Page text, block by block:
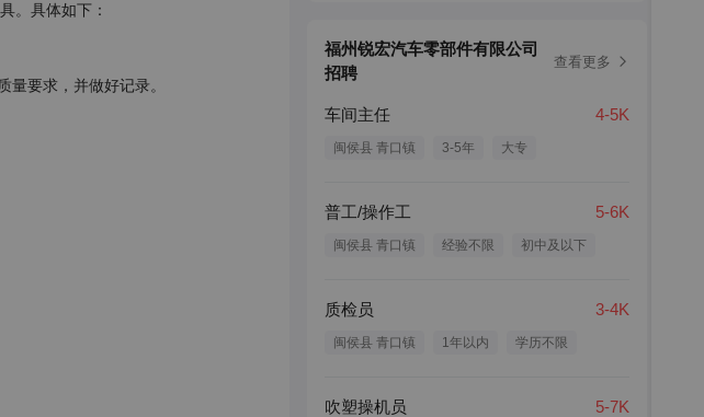
。具体如下：
福州锐宏汽车零部件有限公司
招聘
查看更多
车间主任 4-5K
闽侯县 青口镇 3-5年 大专
普工/操作工 5-6K
闽侯县 青口镇 经验不限 初中及以下
质检员 3-4K
闽侯县 青口镇 1年以内 学历不限
吹塑操机员 5-7K